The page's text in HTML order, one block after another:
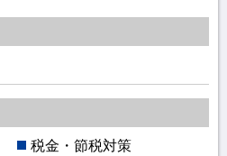
税金・節税対策